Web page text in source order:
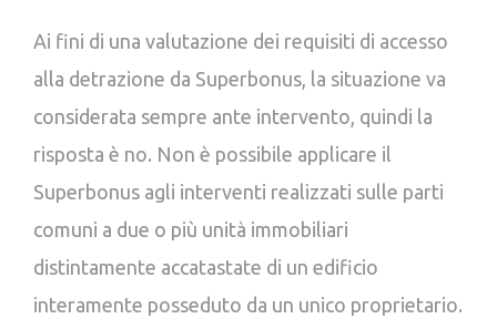
Ai fini di una valutazione dei requisiti di accesso
alla detrazione da Superbonus, la situazione va
considerata sempre ante intervento, quindi la
risposta è no. Non è possibile applicare il
Superbonus agli interventi realizzati sulle parti
comuni a due o più unità immobiliari
distintamente accatastate di un edificio
interamente posseduto da un unico proprietario.